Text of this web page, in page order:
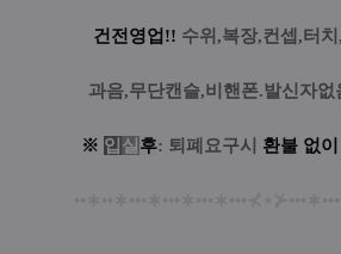
건전영업!! 수위,복장,컨셉,터
과음,무단캔슬,비핸폰.발신자없
※ 입 실 후: 퇴폐요구시 환불 없이